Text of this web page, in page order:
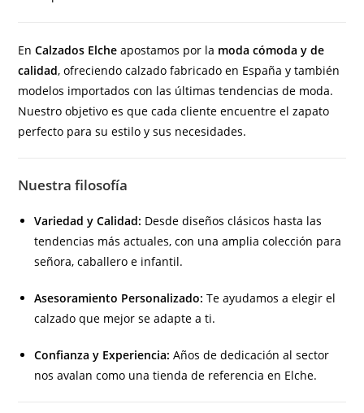
EnCalzados Elche apostamos por la moda cómoda y de
calidad, ofreciendo calzado fabricado en España y también
modelos importados con las últimas tendencias de moda.
Nuestro objetivo es que cada cliente encuentre el zapato
perfecto para su estilo y sus necesidades.
Nuestra filosofía
Variedad y Calidad: Desde diseños clásicos hasta las
tendencias más actuales, con una amplia colección para
señora, caballero e infantil.
Asesoramiento Personalizado: Te ayudamos a elegir el
calzado que mejor se adapte a ti.
Confianza y Experiencia: Años de dedicación al sector
nos avalan como una tienda de referencia en Elche.